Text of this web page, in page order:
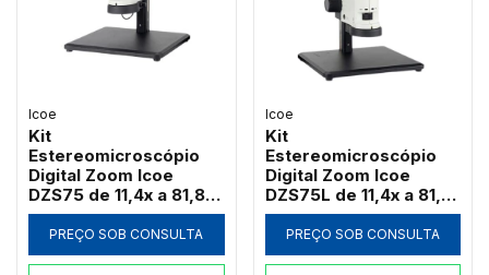
Icoe
Kit
Estereomicroscópio
Digital Zoom Icoe
DZS75 de 11,4x a 81,8x
Câmera 4MP Anel LED
HDMI Wi-Fi (Sem Tela)
PREÇO SOB CONSULTA
Icoe
Kit
Estereomicroscópio
Digital Zoom Icoe
DZS75L de 11,4x a 81,8x
Tela Touch 10" 4MP
Anel LED HDMI Wi-Fi
PREÇO SOB CONSULTA